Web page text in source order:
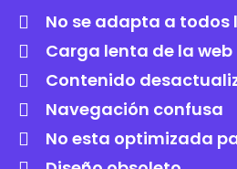
No se adapta a todos
Carga lenta de la web
Contenido
Navegación confusa
No esta optimizada